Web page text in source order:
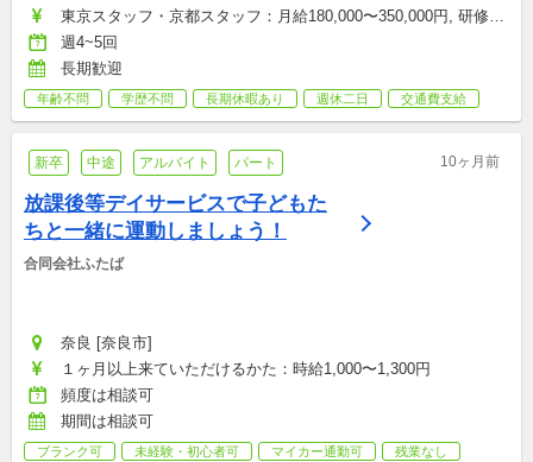
東京スタッフ・京都スタッフ：月給180,000〜350,000円, 研修期
間中：月給250,000円, 経理ポジション：時給1,300〜0円
週4~5回
長期歓迎
年齢不問 学歴不問 長期休暇あり 週休二日 交通費支給
新卒 中途 アルバイト パート 10ヶ月前
放課後等デイサービスで子どもた
ちと一緒に運動しましょう！
合同会社ふたば
奈良 [奈良市]
１ヶ月以上来ていただけるかた：時給1,000〜1,300円
頻度は相談可
期間は相談可
ブランク可 未経験・初心者可 マイカー通勤可
残業なし